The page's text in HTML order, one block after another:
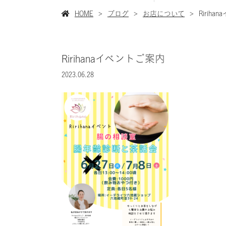
HOME ブログ お店について Ririhana
Ririhanaイベントご案内
2023.06.28